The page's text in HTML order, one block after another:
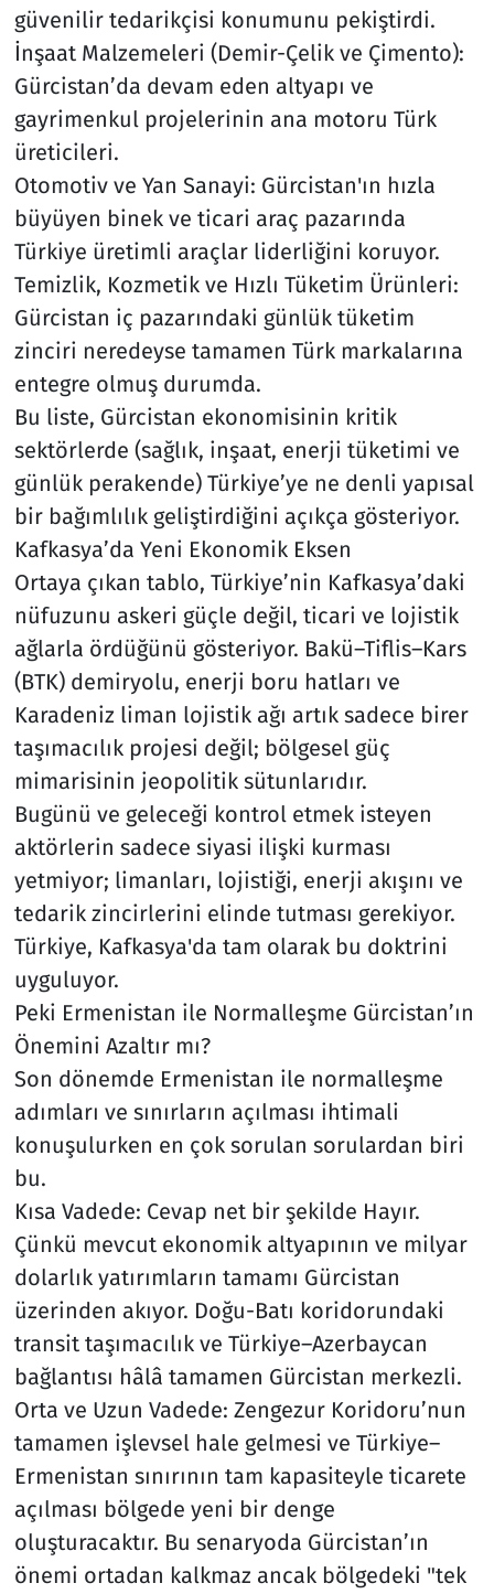
güvenilir tedarikçisi konumunu pekiştirdi.
İnşaat Malzemeleri (Demir-Çelik ve Çimento):
Gürcistan’da devam eden altyapı ve
gayrimenkul projelerinin ana motoru Türk
üreticileri.
Otomotiv ve Yan Sanayi: Gürcistan'ın hızla
büyüyen binek ve ticari araç pazarında
Türkiye üretimli araçlar liderliğini koruyor.
Temizlik, Kozmetik ve Hızlı Tüketim Ürünleri:
Gürcistan iç pazarındaki günlük tüketim
zinciri neredeyse tamamen Türk markalarına
entegre olmuş durumda.
Bu liste, Gürcistan ekonomisinin kritik
sektörlerde (sağlık, inşaat, enerji tüketimi ve
günlük perakende) Türkiye’ye ne denli yapısal
bir bağımlılık geliştirdiğini açıkça gösteriyor.
Kafkasya’da Yeni Ekonomik Eksen
Ortaya çıkan tablo, Türkiye’nin Kafkasya’daki
nüfuzunu askeri güçle değil, ticari ve lojistik
ağlarla ördüğünü gösteriyor. Bakü–Tiflis–Kars
(BTK) demiryolu, enerji boru hatları ve
Karadeniz liman lojistik ağı artık sadece birer
taşımacılık projesi değil; bölgesel güç
mimarisinin jeopolitik sütunlarıdır.
Bugünü ve geleceği kontrol etmek isteyen
aktörlerin sadece siyasi ilişki kurması
yetmiyor; limanları, lojistiği, enerji akışını ve
tedarik zincirlerini elinde tutması gerekiyor.
Türkiye, Kafkasya'da tam olarak bu doktrini
uyguluyor.
Peki Ermenistan ile Normalleşme Gürcistan’ın
Önemini Azaltır mı?
Son dönemde Ermenistan ile normalleşme
adımları ve sınırların açılması ihtimali
konuşulurken en çok sorulan sorulardan biri
bu.
Kısa Vadede: Cevap net bir şekilde Hayır.
Çünkü mevcut ekonomik altyapının ve milyar
dolarlık yatırımların tamamı Gürcistan
üzerinden akıyor. Doğu-Batı koridorundaki
transit taşımacılık ve Türkiye–Azerbaycan
bağlantısı hâlâ tamamen Gürcistan merkezli.
Orta ve Uzun Vadede: Zengezur Koridoru’nun
tamamen işlevsel hale gelmesi ve Türkiye–
Ermenistan sınırının tam kapasiteyle ticarete
açılması bölgede yeni bir denge
oluşturacaktır. Bu senaryoda Gürcistan’ın
önemi ortadan kalkmaz ancak bölgedeki "tek